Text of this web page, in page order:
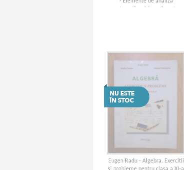
matematica. Manual pentru
Eugen Radu - Algebra. Exercitii